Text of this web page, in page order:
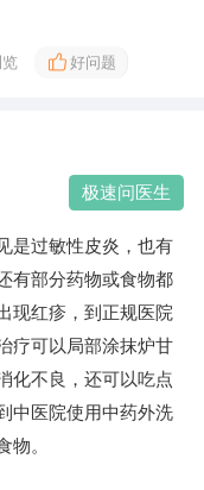
好问题
极速问医生
是过敏性皮炎，也有
有部分药物或食物都
现红疹，到正规医院
疗可以局部涂抹炉甘
化不良，还可以吃点
中医院使用中药外洗
。